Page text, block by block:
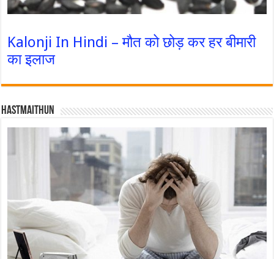
Kalonji In Hindi – मौत को छोड़ कर हर बीमारी
का इलाज
Hastmaithun